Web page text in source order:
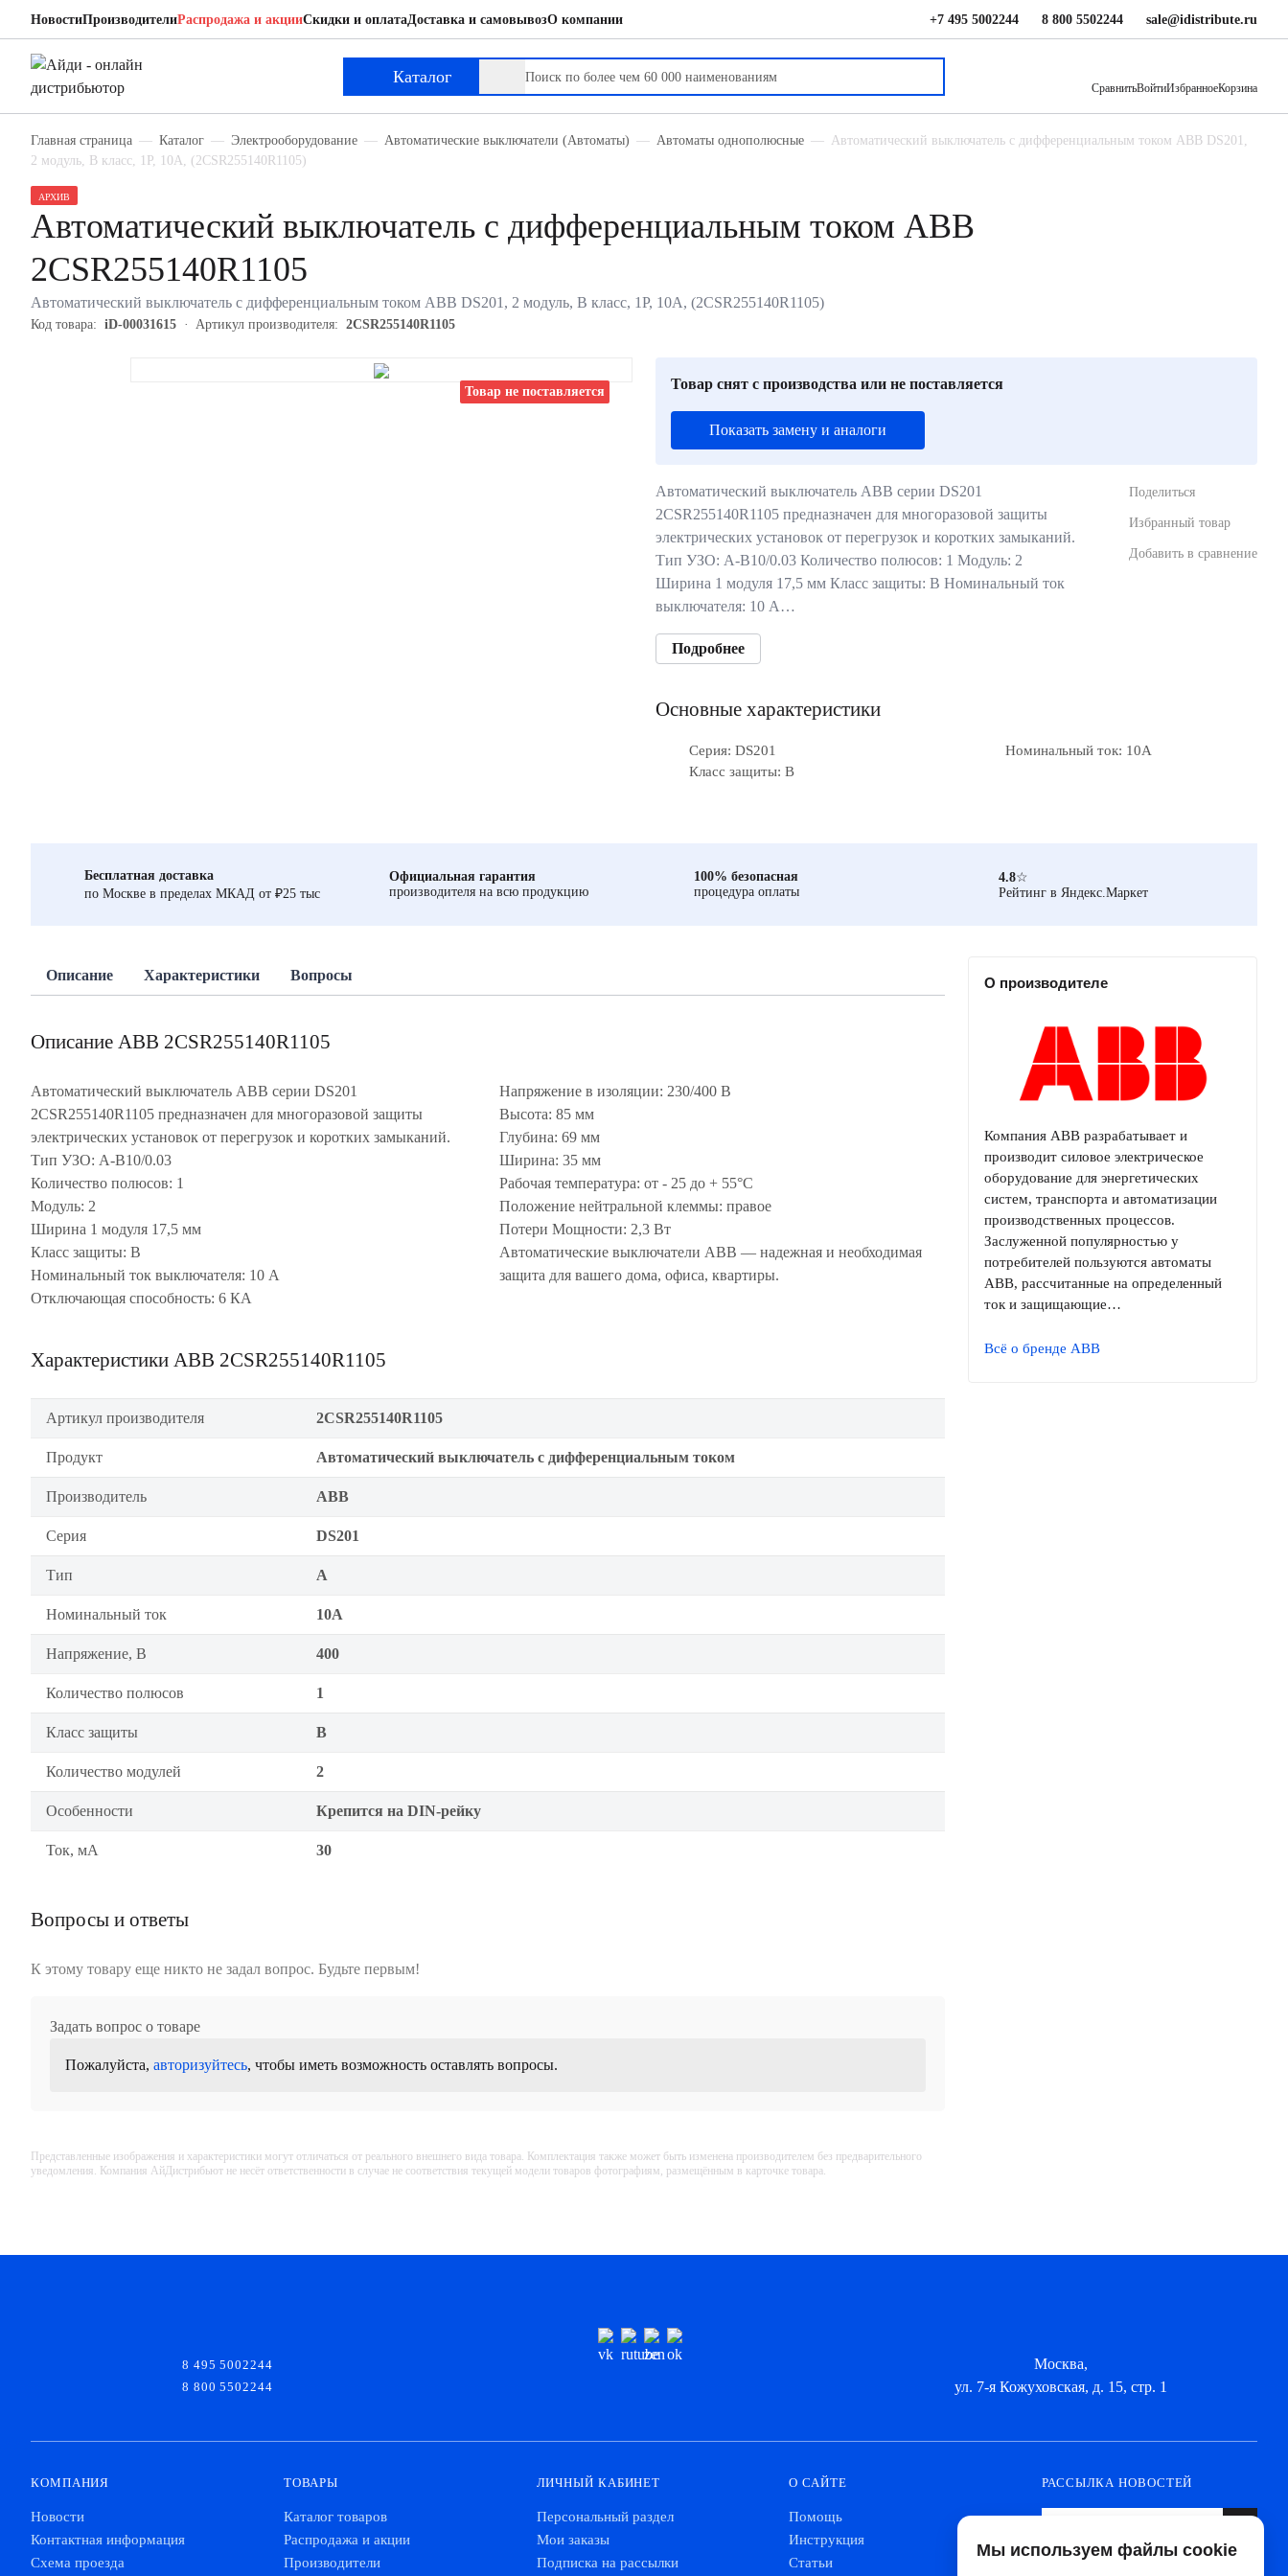
НовостиПроизводителиРаспродажа и акцииСкидки и оплатаДоставка и самовывозО компании +7 495 5002244 8 800 5502244 sale@idistribute.ru
Каталог
СравнитьВойтиИзбранноеКорзина
Главная страница Каталог Электрооборудование Автоматические выключатели (Автоматы) Автоматы однополюсные
Автоматический выключатель с дифференциальным током ABB DS201,
2 модуль, B класс, 1P, 10А, (2CSR255140R1105)
Товар не поставляется
АРХИВ
Автоматический выключатель с дифференциальным током ABB
2CSR255140R1105
Автоматический выключатель с дифференциальным током ABB DS201, 2 модуль, B класс, 1P, 10А, (2CSR255140R1105)
Код товара: iD-00031615 Артикул производителя: 2CSR255140R1105
Товар снят с производства или не поставляется
Показать замену и аналоги
Автоматический выключатель ABB серии DS201
2CSR255140R1105 предназначен для многоразовой защиты
электрических установок от перегрузок и коротких замыканий.
Тип УЗО: A-B10/0.03 Количество полюсов: 1 Модуль: 2
Ширина 1 модуля 17,5 мм Класс защиты: В Номинальный ток
выключателя: 10 А…
Подробнее
Поделиться
Избранный товар
Добавить в сравнение
Основные характеристики
Серия: DS201
Номинальный ток: 10А
Класс защиты: B
Бесплатная доставка
по Москве в пределах МКАД от ₽25 тыс
Официальная гарантия
производителя на всю продукцию
100% безопасная
процедура оплаты
4.8☆
Рейтинг в Яндекс.Маркет
Описание Характеристики Вопросы
Описание ABB 2CSR255140R1105
Автоматический выключатель ABB серии DS201
2CSR255140R1105 предназначен для многоразовой защиты
электрических установок от перегрузок и коротких замыканий.
Тип УЗО: A-B10/0.03
Количество полюсов: 1
Модуль: 2
Ширина 1 модуля 17,5 мм
Класс защиты: В
Номинальный ток выключателя: 10 А
Отключающая способность: 6 КА
Напряжение в изоляции: 230/400 В
Высота: 85 мм
Глубина: 69 мм
Ширина: 35 мм
Рабочая температура: от - 25 до + 55°С
Положение нейтральной клеммы: правое
Потери Мощности: 2,3 Вт
Автоматические выключатели ABB — надежная и необходимая
защита для вашего дома, офиса, квартиры.
Характеристики ABB 2CSR255140R1105
Артикул производителя 2CSR255140R1105
Продукт Автоматический выключатель с дифференциальным током
Производитель ABB
Серия DS201
Тип А
Номинальный ток 10А
Напряжение, В 400
Количество полюсов 1
Класс защиты B
Количество модулей 2
Особенности Крепится на DIN-рейку
Ток, мА 30
Вопросы и ответы
К этому товару еще никто не задал вопрос. Будьте первым!
Задать вопрос о товаре
Пожалуйста, авторизуйтесь, чтобы иметь возможность оставлять вопросы.
Представленные изображения и характеристики могут отличаться от реального внешнего вида товара. Комплектация также может быть изменена производителем без предварительного
уведомления. Компания АйДистрибьют не несёт ответственности в случае не соответствия текущей модели товаров фотографиям, размещённым в карточке товара.
О производителе
Компания ABB разрабатывает и
производит силовое электрическое
оборудование для энергетических
систем, транспорта и автоматизации
производственных процессов.
Заслуженной популярностью у
потребителей пользуются автоматы
ABB, рассчитанные на определенный
ток и защищающие…
Всё о бренде ABB
ABB 2CSR255140R1105
Автоматический выключатель с дифференциальным током
8 495 5002244
8 800 5502244
Москва,
ул. 7-я Кожуховская, д. 15, стр. 1
КОМПАНИЯ
Новости
Контактная информация
Схема проезда
ТОВАРЫ
Каталог товаров
Распродажа и акции
Производители
ЛИЧНЫЙ КАБИНЕТ
Персональный раздел
Мои заказы
Подписка на рассылки
О САЙТЕ
Помощь
Инструкция
Статьи
РАССЫЛКА НОВОСТЕЙ
Мы используем файлы cookie